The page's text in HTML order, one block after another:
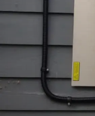
guide från
Att renovera ett
projekten man kan